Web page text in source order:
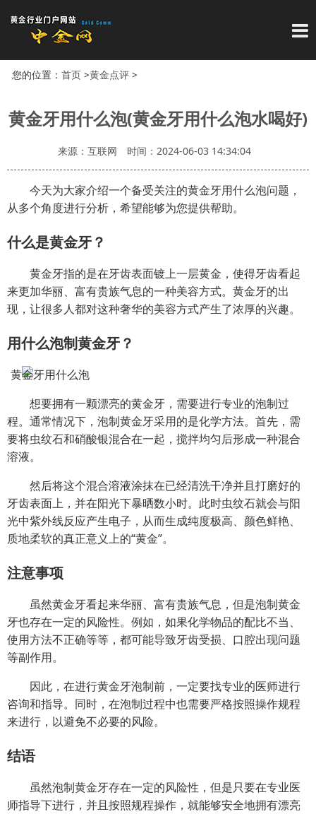
导
您的位置： 首页>黄金点评>
黄金牙用什么泡(黄金牙用什么泡水喝好)
来源：互联网 时间：2024-06-03 14:34:04
今天为大家介绍一个备受关注的黄金牙用什么泡问题，
从多个角度进行分析，希望能够为您提供帮助。
什么是黄金牙？
黄金牙指的是在牙齿表面镀上一层黄金，使得牙齿看起
来更加华丽、富有贵族气息的一种美容方式。黄金牙的出
现，让很多人都对这种奢华的美容方式产生了浓厚的兴趣。
用什么泡制黄金牙？
想要拥有一颗漂亮的黄金牙，需要进行专业的泡制过
程。通常情况下，泡制黄金牙采用的是化学方法。首先，需
要将虫纹石和硝酸银混合在一起，搅拌均匀后形成一种混合
溶液。
然后将这个混合溶液涂抹在已经清洗干净并且打磨好的
牙齿表面上，并在阳光下暴晒数小时。此时虫纹石就会与阳
光中紫外线反应产生电子，从而生成纯度极高、颜色鲜艳、
质地柔软的真正意义上的“黄金”。
注意事项
虽然黄金牙看起来华丽、富有贵族气息，但是泡制黄金
牙也存在一定的风险性。例如，如果化学物品的配比不当、
使用方法不正确等等，都可能导致牙齿受损、口腔出现问题
等副作用。
因此，在进行黄金牙泡制前，一定要找专业的医师进行
咨询和指导。同时，在泡制过程中也需要严格按照操作规程
来进行，以避免不必要的风险。
结语
虽然泡制黄金牙存在一定的风险性，但是只要在专业医
师指导下进行，并且按照规程操作，就能够安全地拥有漂亮